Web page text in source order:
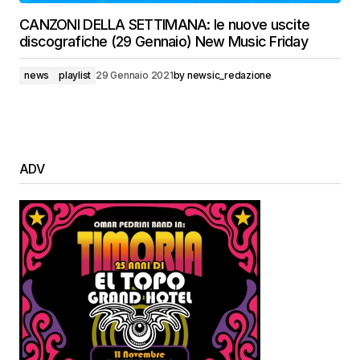
CANZONI DELLA SETTIMANA: le nuove uscite
discografiche (29 Gennaio) New Music Friday
news playlist 29 Gennaio 2021by newsic_redazione
ADV